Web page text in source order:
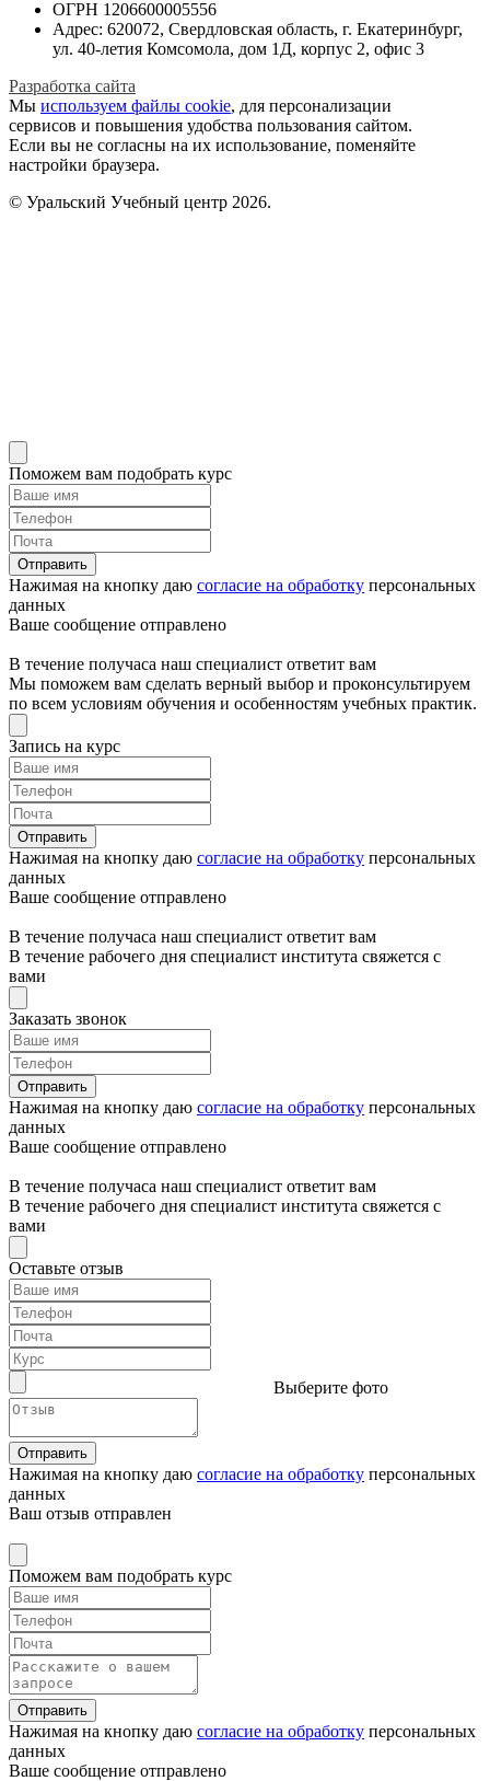
ОГРН 1206600005556
Адрес: 620072, Свердловская область, г. Екатеринбург,
ул. 40-летия Комсомола, дом 1Д, корпус 2, офис 3
Разработка сайта
Мы используем файлы cookie, для персонализации
сервисов и повышения удобства пользования сайтом.
Если вы не согласны на их использование, поменяйте
настройки браузера.
© Уральский Учебный центр 2026.
Поможем вам подобрать курс
Отправить
Нажимая на кнопку даю согласие на обработку персональных
данных
Ваше сообщение отправлено
В течение получаса наш специалист ответит вам
Мы поможем вам сделать верный выбор и проконсультируем
по всем условиям обучения и особенностям учебных практик.
Запись на курс
Отправить
Нажимая на кнопку даю согласие на обработку персональных
данных
Ваше сообщение отправлено
В течение получаса наш специалист ответит вам
В течение рабочего дня специалист института свяжется с
вами
Заказать звонок
Отправить
Нажимая на кнопку даю согласие на обработку персональных
данных
Ваше сообщение отправлено
В течение получаса наш специалист ответит вам
В течение рабочего дня специалист института свяжется с
вами
Оставьте отзыв
Выберите фото
Отправить
Нажимая на кнопку даю согласие на обработку персональных
данных
Ваш отзыв отправлен
Поможем вам подобрать курс
Отправить
Нажимая на кнопку даю согласие на обработку персональных
данных
Ваше сообщение отправлено